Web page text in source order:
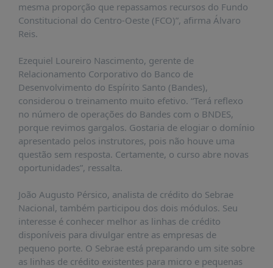
PRÊMIO
ABDE-
BID
ABDE
DE
JORNALISMO
SABER
CONTATO
mesma proporção que repassamos recursos do Fundo
Constitucional do Centro-Oeste (FCO)”, afirma Álvaro
Reis.
Ezequiel Loureiro Nascimento, gerente de
Relacionamento Corporativo do Banco de
Desenvolvimento do Espírito Santo (Bandes),
considerou o treinamento muito efetivo. “Terá reflexo
no número de operações do Bandes com o BNDES,
porque revimos gargalos. Gostaria de elogiar o domínio
apresentado pelos instrutores, pois não houve uma
questão sem resposta. Certamente, o curso abre novas
oportunidades”, ressalta.
João Augusto Pérsico, analista de crédito do Sebrae
Nacional, também participou dos dois módulos. Seu
interesse é conhecer melhor as linhas de crédito
disponíveis para divulgar entre as empresas de
pequeno porte. O Sebrae está preparando um site sobre
as linhas de crédito existentes para micro e pequenas